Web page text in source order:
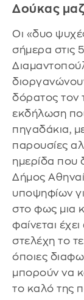
Δούκας
Οι «δυο
σήμερα στις
δόρατος τον
εκδήλωση
πηγαδάκια,
παρουσίες
ημερίδα που
Δήμος
υποψηφίων
στο φως μια
φαίνεται
στελέχη το
όποιες
μπορούν να
το καλό της